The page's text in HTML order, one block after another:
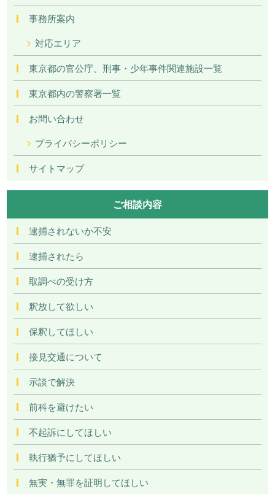
事務所案内
対応エリア
東京都の官公庁、刑事・少年事件関連施設一覧
東京都内の警察署一覧
お問い合わせ
プライバシーポリシー
サイトマップ
ご相談内容
逮捕されないか不安
逮捕されたら
取調べの受け方
釈放して欲しい
保釈してほしい
接見交通について
示談で解決
前科を避けたい
不起訴にしてほしい
執行猶予にしてほしい
無実・無罪を証明してほしい